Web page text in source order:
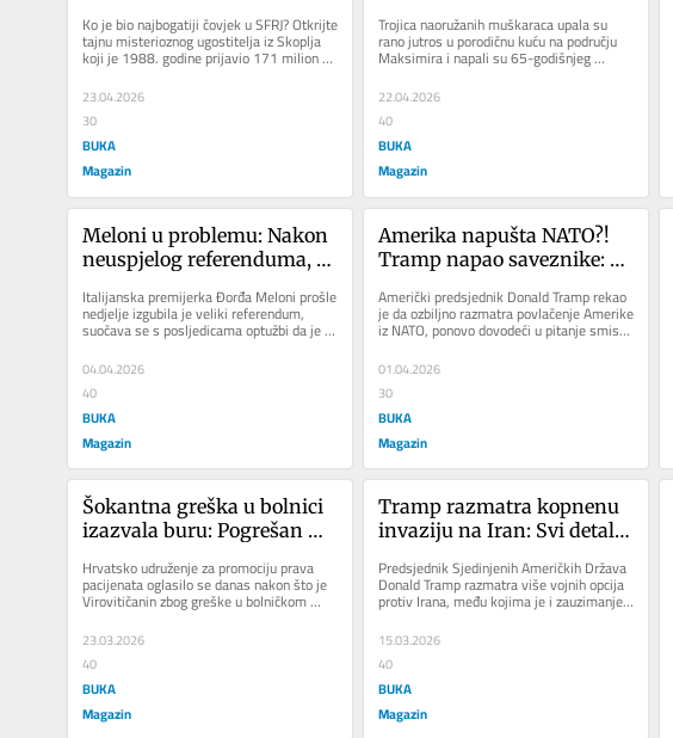
vrhu SFRJ sa 171 milionom
Ko je bio najbogatiji čovjek u SFRJ? Otkrijte
tajnu misterioznog ugostitelja iz Skoplja
koji je 1988. godine prijavio 171 milion
dinara. Iako...
23.04.2026
30
BUKA
Magazin
Trojica naoružanih muškaraca upala su
rano jutros u porodičnu kuću na području
Maksimira i napali su 65-godišnjeg
vlasnika kuće. U tom se...
22.04.2026
40
BUKA
Magazin
Meloni u problemu: Nakon
neuspjelog referenduma,
VLADU DRMA I LJUBAVNA
AFERA
Italijanska premijerka Đorđa Meloni prošle
nedjelje izgubila je veliki referendum,
suočava se s posljedicama optužbi da je
jedan od njenih...
04.04.2026
40
BUKA
Magazin
Amerika napušta NATO?!
Tramp napao saveznike:
razmišljam o povlačenju”
Američki predsjednik Donald Tramp rekao
je da ozbiljno razmatra povlačenje Amerike
iz NATO, ponovo dovodeći u pitanje smisao
saveza. „NATO je...
01.04.2026
30
BUKA
Magazin
Šokantna greška u bolnici
izazvala buru: Pogrešan
u Hrvatskoj
Hrvatsko udruženje za promociju prava
pacijenata oglasilo se danas nakon što je
Virovitičanin zbog greške u bolničkom
sistemu službeno...
23.03.2026
40
BUKA
Magazin
Tramp razmatra kopnenu
invaziju na Iran: Svi detalji
ostvari, Teheran je gotov!
Predsjednik Sjedinjenih Američkih Država
Donald Tramp razmatra više vojnih opcija
protiv Irana, među kojima je i zauzimanje
strateškog ostrva...
15.03.2026
40
BUKA
Magazin